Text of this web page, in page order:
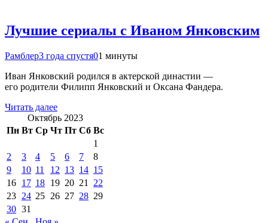
Лучшие сериалы с Иваном Янковским
Рамблер3 года спустя01 минуты
Иван Янковский родился в актерской династии —
его родители Филипп Янковский и Оксана Фандера.
Читать далее
Октябрь 2023
Пн Вт Ср Чт Пт Сб Вс
1
2
3 4 5 6 7
8
9
10 11 12 13 14 15
16 17 18 19 20 21
22
23 24 25 26 27 28 29
30 31